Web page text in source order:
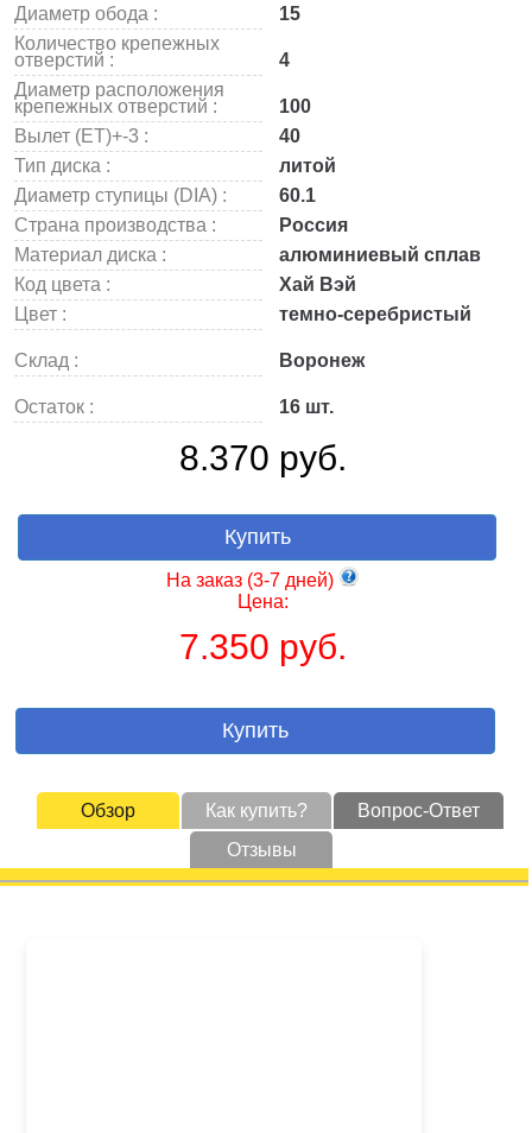
Диаметр обода :
15
Количество крепежных
отверстий :
4
Диаметр расположения
крепежных отверстий :
100
Вылет (ET)+-3 :
40
Тип диска :
литой
Диаметр ступицы (DIA) :
60.1
Страна производства :
Россия
Материал диска :
алюминиевый сплав
Код цвета :
Хай Вэй
Цвет :
темно-серебристый
Склад : Воронеж
Остаток : 16 шт.
8.370 руб.
Купить
На заказ (3-7 дней)
Цена:
7.350 руб.
Купить
Обзор Как купить?
Вопрос-Ответ
Отзывы